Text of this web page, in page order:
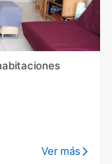
Ver más